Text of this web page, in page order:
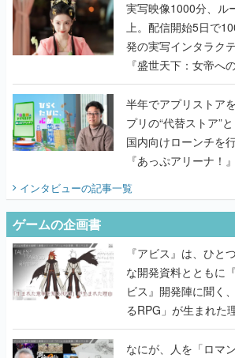
んだレジェンド2人
実写映像1000分、ル
上。配信開始5日で
発の実写インタラク
『盛世天下：女帝へ
うこだわりをプロデ
半年でアプリストアをオー
プリの“代替ストア”
国内向けローンチを
『あっぷアリーナ！
インタビューの記事一覧
ゲームの企画書
『アビス』は、ひ
な開発資料とともに
ビス』開発陣に聞く
るRPG」が生まれた
書】
なにが、人を「ロマ